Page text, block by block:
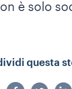
è solo
questa